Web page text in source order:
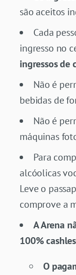
são aceitos
Cada
ingresso no
ingressos de
Não é
bebidas de
Não é
máquinas
Para
alcóolicas
Leve o
comprove a
A Arena
100%
O